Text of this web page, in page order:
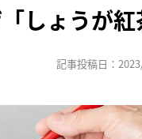
しょうが紅
記事投稿日：